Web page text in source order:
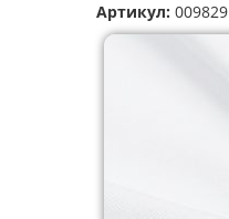
Артикул: 009829